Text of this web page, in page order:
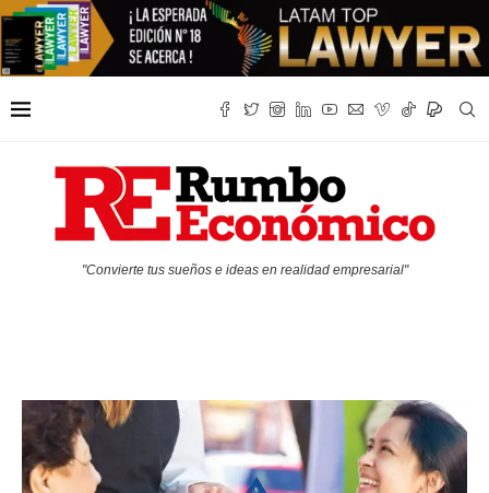
"Convierte tus sueños e ideas en realidad empresarial"